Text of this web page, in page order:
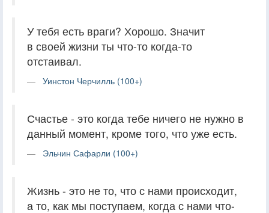
У тебя есть враги? Хорошо. Значит
в своей жизни ты что-то когда-то
отстаивал.
Уинстон Черчилль (100+)
Счастье - это когда тебе ничего не нужно в
данный момент, кроме того, что уже есть.
Эльчин Сафарли (100+)
Жизнь - это не то, что с нами происходит,
а то, как мы поступаем, когда с нами что-